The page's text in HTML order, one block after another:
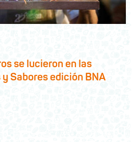
se lucieron en las
Sabores edición BNA